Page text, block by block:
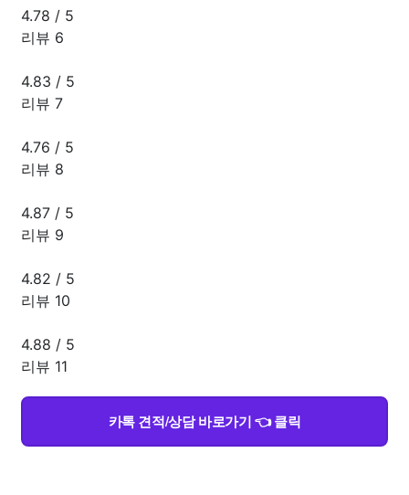
4.78 / 5
리뷰 6
4.83 / 5
리뷰 7
4.76 / 5
리뷰 8
4.87 / 5
리뷰 9
4.82 / 5
리뷰 10
4.88 / 5
리뷰 11
카톡 견적/상담 바로가기 👈 클릭